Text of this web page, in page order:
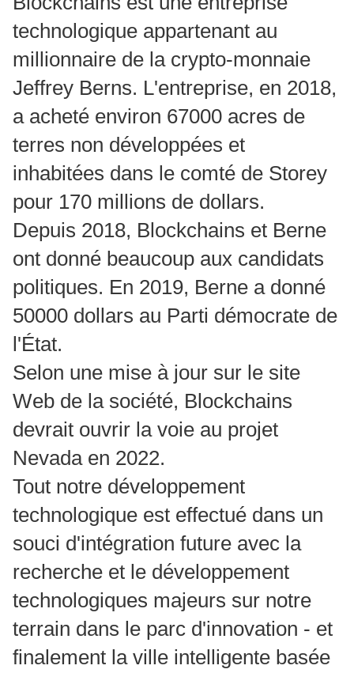
technologique appartenant au
millionnaire de la crypto-monnaie
Jeffrey Berns. L'entreprise, en 2018,
a acheté environ 67000 acres de
terres non développées et
inhabitées dans le comté de Storey
pour 170 millions de dollars.
Depuis 2018, Blockchains et Berne
ont donné beaucoup aux candidats
politiques. En 2019, Berne a donné
50000 dollars au Parti démocrate de
l'État.
Selon une mise à jour sur le site
Web de la société, Blockchains
devrait ouvrir la voie au projet
Nevada en 2022.
Tout notre développement
technologique est effectué dans un
souci d'intégration future avec la
recherche et le développement
technologiques majeurs sur notre
terrain dans le parc d'innovation - et
finalement la ville intelligente basée